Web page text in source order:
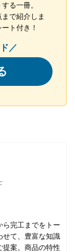
る一冊。
で紹介しま
ト付き！
／
ら完工までをトー
せて、豊富な知識
提案。商品の特性